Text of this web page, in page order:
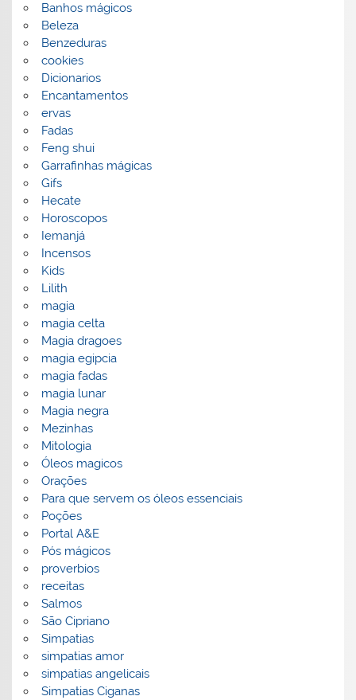
Banhos mágicos
Beleza
Benzeduras
cookies
Dicionarios
Encantamentos
ervas
Fadas
Feng shui
Garrafinhas mágicas
Gifs
Hecate
Horoscopos
Iemanjá
Incensos
Kids
Lilith
magia
magia celta
Magia dragoes
magia egipcia
magia fadas
magia lunar
Magia negra
Mezinhas
Mitologia
Óleos magicos
Orações
Para que servem os óleos essenciais
Poções
Portal A&E
Pós mágicos
proverbios
receitas
Salmos
São Cipriano
Simpatias
simpatias amor
simpatias angelicais
Simpatias Ciganas